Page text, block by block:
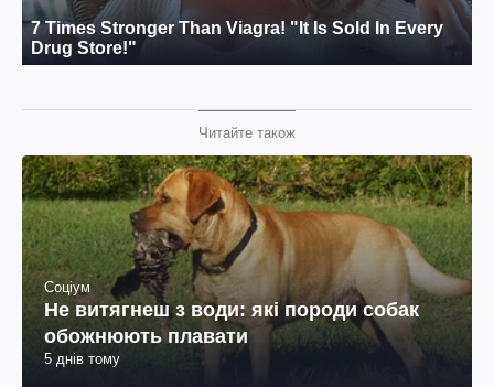
Читайте також
Соціум
Не витягнеш з води: які породи собак
обожнюють плавати
5 днів тому